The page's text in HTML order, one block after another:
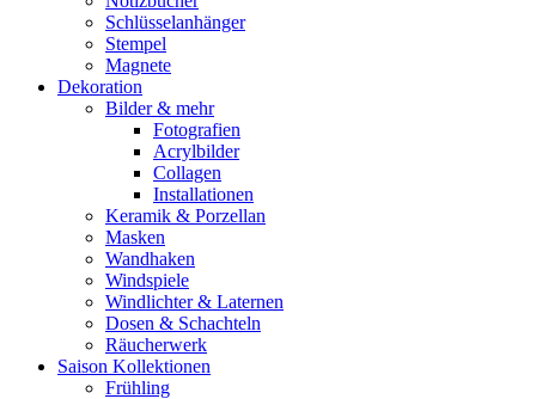
Schlüsselanhänger
Stempel
Magnete
Dekoration
Bilder & mehr
Fotografien
Acrylbilder
Collagen
Installationen
Keramik & Porzellan
Masken
Wandhaken
Windspiele
Windlichter & Laternen
Dosen & Schachteln
Räucherwerk
Saison Kollektionen
Frühling